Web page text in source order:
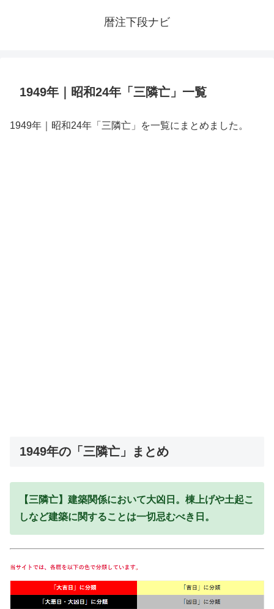
暦注下段ナビ
1949年｜昭和24年「三隣亡」一覧
1949年｜昭和24年「三隣亡」を一覧にまとめました。
1949年の「三隣亡」まとめ
【三隣亡】建築関係において大凶日。棟上げや土起こ
しなど建築に関することは一切忌むべき日。